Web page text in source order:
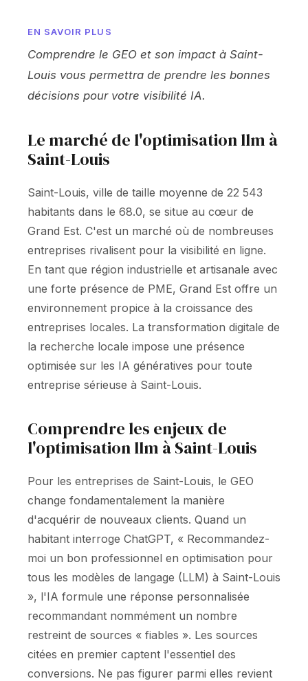
EN SAVOIR PLUS
Comprendre le GEO et son impact à Saint-
Louis vous permettra de prendre les bonnes
décisions pour votre visibilité IA.
Le marché de l'optimisation llm à
Saint-Louis
Saint-Louis, ville de taille moyenne de 22 543
habitants dans le 68.0, se situe au cœur de
Grand Est. C'est un marché où de nombreuses
entreprises rivalisent pour la visibilité en ligne.
En tant que région industrielle et artisanale avec
une forte présence de PME, Grand Est offre un
environnement propice à la croissance des
entreprises locales. La transformation digitale de
la recherche locale impose une présence
optimisée sur les IA génératives pour toute
entreprise sérieuse à Saint-Louis.
Comprendre les enjeux de
l'optimisation llm à Saint-Louis
Pour les entreprises de Saint-Louis, le GEO
change fondamentalement la manière
d'acquérir de nouveaux clients. Quand un
habitant interroge ChatGPT, « Recommandez-
moi un bon professionnel en optimisation pour
tous les modèles de langage (LLM) à Saint-Louis
», l'IA formule une réponse personnalisée
recommandant nommément un nombre
restreint de sources « fiables ». Les sources
citées en premier captent l'essentiel des
conversions. Ne pas figurer parmi elles revient